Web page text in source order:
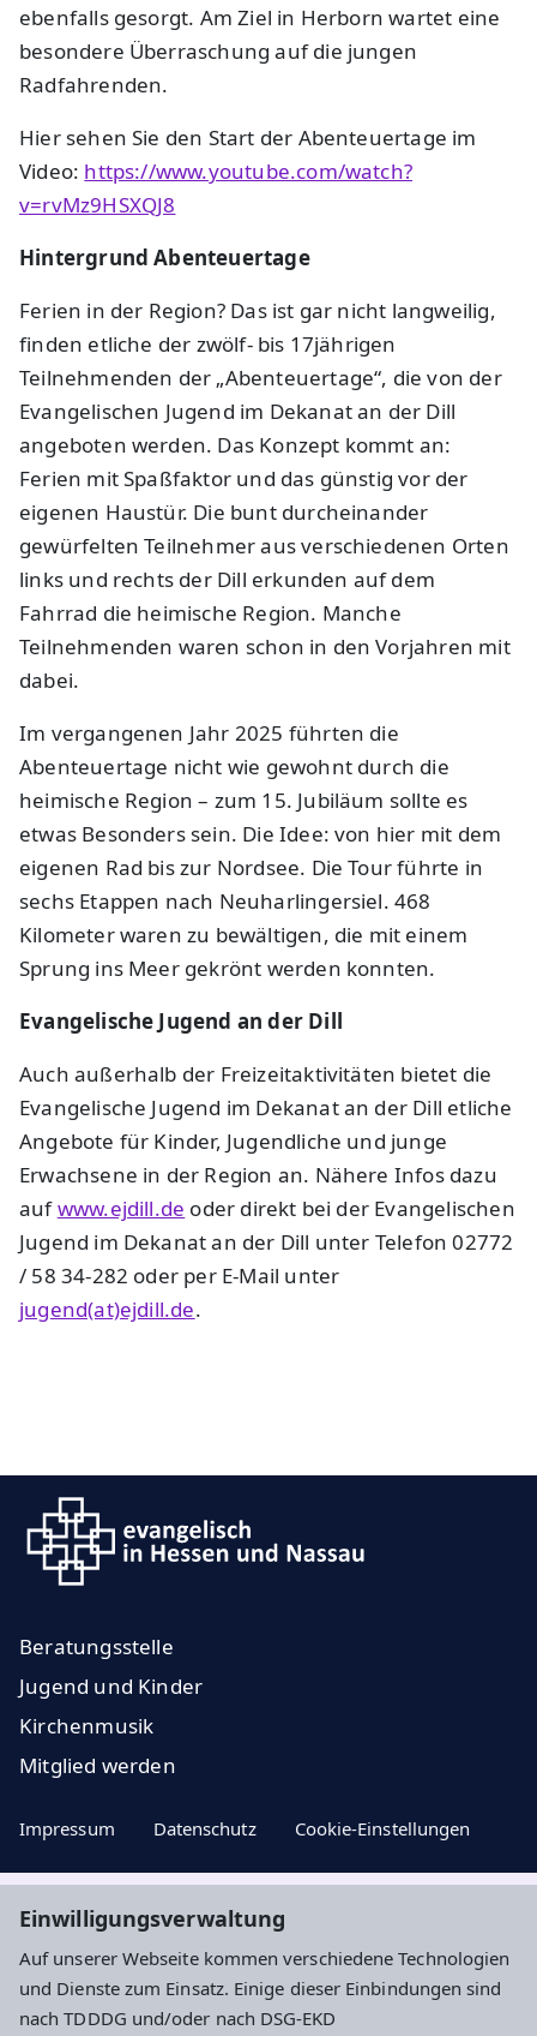
Einwilligungsverwaltung
Auf unserer Webseite kommen verschiedene Technologien
und Dienste zum Einsatz. Einige dieser Einbindungen sind
nach TDDDG und/oder nach DSG-EKD
ebenfalls gesorgt. Am Ziel in Herborn wartet eine
besondere Überraschung auf die jungen
Radfahrenden.
Hier sehen Sie den Start der Abenteuertage im
Video: https://www.youtube.com/watch?
v=rvMz9HSXQJ8
Hintergrund Abenteuertage
Ferien in der Region? Das ist gar nicht langweilig,
finden etliche der zwölf- bis 17jährigen
Teilnehmenden der „Abenteuertage“, die von der
Evangelischen Jugend im Dekanat an der Dill
angeboten werden. Das Konzept kommt an:
Ferien mit Spaßfaktor und das günstig vor der
eigenen Haustür. Die bunt durcheinander
gewürfelten Teilnehmer aus verschiedenen Orten
links und rechts der Dill erkunden auf dem
Fahrrad die heimische Region. Manche
Teilnehmenden waren schon in den Vorjahren mit
dabei.
Im vergangenen Jahr 2025 führten die
Abenteuertage nicht wie gewohnt durch die
heimische Region – zum 15. Jubiläum sollte es
etwas Besonders sein. Die Idee: von hier mit dem
eigenen Rad bis zur Nordsee. Die Tour führte in
sechs Etappen nach Neuharlingersiel. 468
Kilometer waren zu bewältigen, die mit einem
Sprung ins Meer gekrönt werden konnten.
Evangelische Jugend an der Dill
Auch außerhalb der Freizeitaktivitäten bietet die
Evangelische Jugend im Dekanat an der Dill etliche
Angebote für Kinder, Jugendliche und junge
Erwachsene in der Region an. Nähere Infos dazu
aufwww.ejdill.de oder direkt bei der Evangelischen
Jugend im Dekanat an der Dill unter Telefon 02772
/ 58 34-282 oder per E-Mail unter
jugend(at)ejdill.de.
Beratungsstelle
Jugend und Kinder
Kirchenmusik
Mitglied werden
Impressum Datenschutz Cookie-Einstellungen
Aktuelle Nachrichten, geistige Impulse ...
Newsletter entdecken